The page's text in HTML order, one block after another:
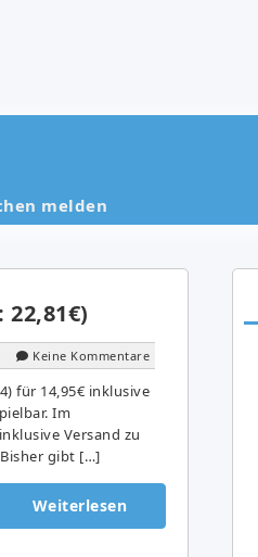
melden
Keine Kommentare
für 14,95€ inklusive
Im
Versand zu
gibt […]
Weiterlesen